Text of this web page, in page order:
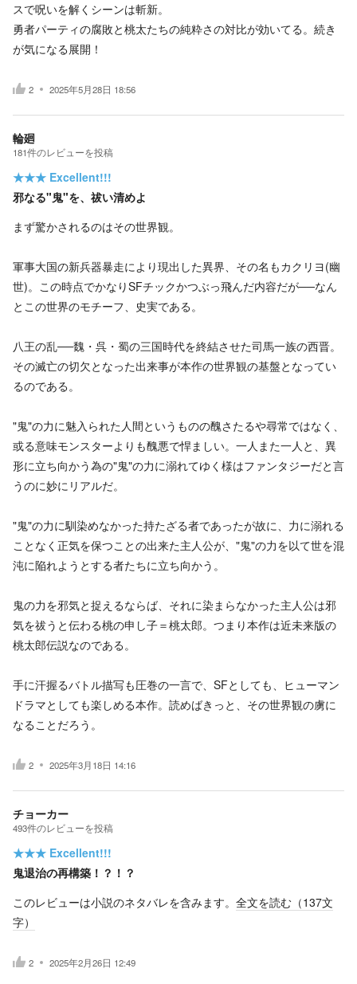
スで呪いを解くシーンは斬新。
勇者パーティの腐敗と桃太たちの純粋さの対比が効いてる。続き
が気になる展開！
2 2025年5月28日 18:56
輪廻
181件のレビューを投稿
★★★ Excellent!!!
邪なる"鬼"を、祓い清めよ
まず驚かされるのはその世界観。
軍事大国の新兵器暴走により現出した異界、その名もカクリヨ(幽
世)。この時点でかなりSFチックかつぶっ飛んだ内容だが──なん
とこの世界のモチーフ、史実である。
八王の乱──魏・呉・蜀の三国時代を終結させた司馬一族の西晋。
その滅亡の切欠となった出来事が本作の世界観の基盤となってい
るのである。
"鬼"の力に魅入られた人間というものの醜さたるや尋常ではなく、
或る意味モンスターよりも醜悪で悍ましい。一人また一人と、異
形に立ち向かう為の"鬼"の力に溺れてゆく様はファンタジーだと言
うのに妙にリアルだ。
"鬼"の力に馴染めなかった持たざる者であったが故に、力に溺れる
ことなく正気を保つことの出来た主人公が、"鬼"の力を以て世を混
沌に陥れようとする者たちに立ち向かう。
鬼の力を邪気と捉えるならば、それに染まらなかった主人公は邪
気を祓うと伝わる桃の申し子＝桃太郎。つまり本作は近未来版の
桃太郎伝説なのである。
手に汗握るバトル描写も圧巻の一言で、SFとしても、ヒューマン
ドラマとしても楽しめる本作。読めばきっと、その世界観の虜に
なることだろう。
2 2025年3月18日 14:16
チョーカー
493件のレビューを投稿
★★★ Excellent!!!
鬼退治の再構築！？！？
このレビューは小説のネタバレを含みます。 全文を読む（137文
字）
2 2025年2月26日 12:49